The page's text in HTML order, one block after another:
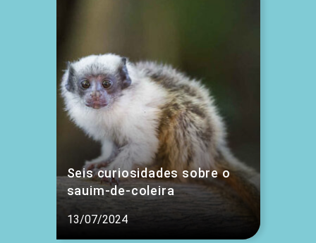
Seis curiosidades sobre o
sauim-de-coleira
13/07/2024